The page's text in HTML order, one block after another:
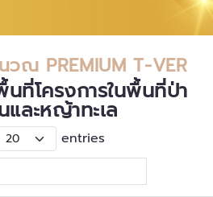
วณ PREMIUM T-VER
ที่โครงการในพื้นที่ป่า
และหญ้าทะเล
entries